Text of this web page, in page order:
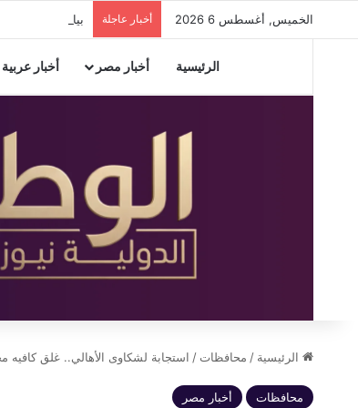
الخميس, أغسطس 6 2026 أخبار عاجلة بيان مشترك لوزراء خارجية8 دول عربية وإسلامية لإدانة
الرئيسية أخبار مصر أخبار
الرئيسية / محافظات / استجابة لشكاوى الأهالي.. غلق
محافظات أخبار مصر